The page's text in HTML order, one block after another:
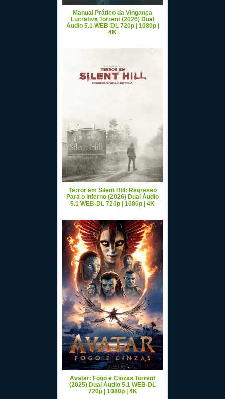
Manual Prático da Vingança
Lucrativa Torrent (2026) Dual
Áudio 5.1 WEB-DL 720p | 1080p |
4K
Terror em Silent Hill: Regresso
Para o Inferno (2026) Dual Áudio
5.1 WEB-DL 720p | 1080p | 4K
Avatar: Fogo e Cinzas Torrent
(2025) Dual Áudio 5.1 WEB-DL
720p | 1080p | 4K